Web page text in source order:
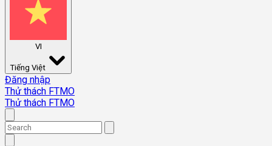
VI
Tiếng Việt
Đăng nhập
Thử thách FTMO
Thử thách FTMO